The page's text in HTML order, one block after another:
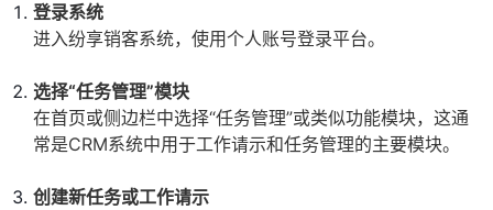
登录系统
进入纷享销客系统，使用个人账号登录平台。
选择“任务管理”模块
在首页或侧边栏中选择“任务管理”或类似功能模块，这通
常是CRM系统中用于工作请示和任务管理的主要模块。
创建新任务或工作请示